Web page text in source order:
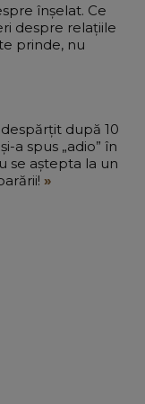
înșelat. Ce
despre relațiile
prinde, nu
a spus „adio” în
se aștepta la un